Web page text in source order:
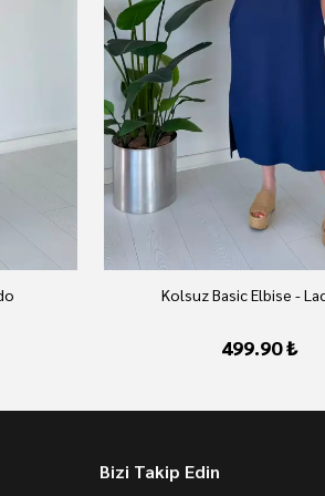
Kolsuz Basic Elbise -
499.90 ₺
Bizi Takip Edin